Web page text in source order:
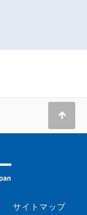
サイトマップ